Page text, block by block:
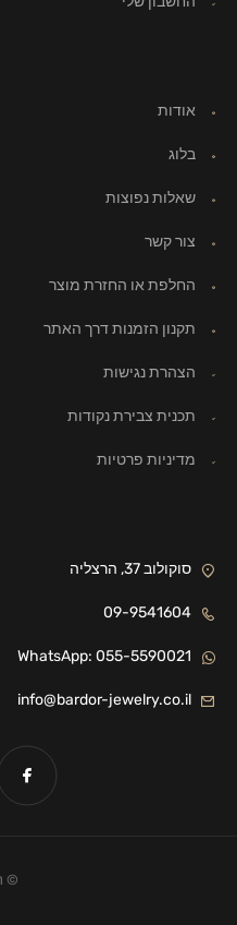
אודות
בלוג
שאלות נפוצות
צור קשר
החלפת או החזרת מוצר
תקנון הזמנות דרך האתר
הצהרת נגישות
תכנית צבירת נקודות
מדיניות פרטיות
סוקולוב 37, הרצליה
09-9541604
WhatsApp: 055-5590021
info@bardor-jewelry.co.il
©